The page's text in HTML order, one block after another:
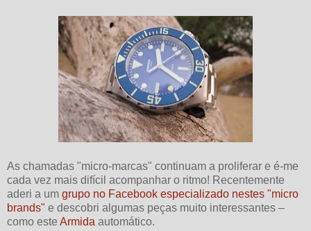
As chamadas "micro-marcas" continuam a proliferar e é-me
cada vez mais difícil acompanhar o ritmo! Recentemente
aderi a um grupo no Facebook especializado nestes "micro
brands" e descobri algumas peças muito interessantes –
como este Armida automático.